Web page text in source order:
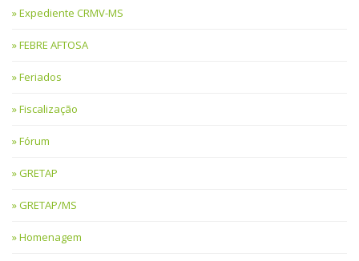
Expediente CRMV-MS
FEBRE AFTOSA
Feriados
Fiscalização
Fórum
GRETAP
GRETAP/MS
Homenagem